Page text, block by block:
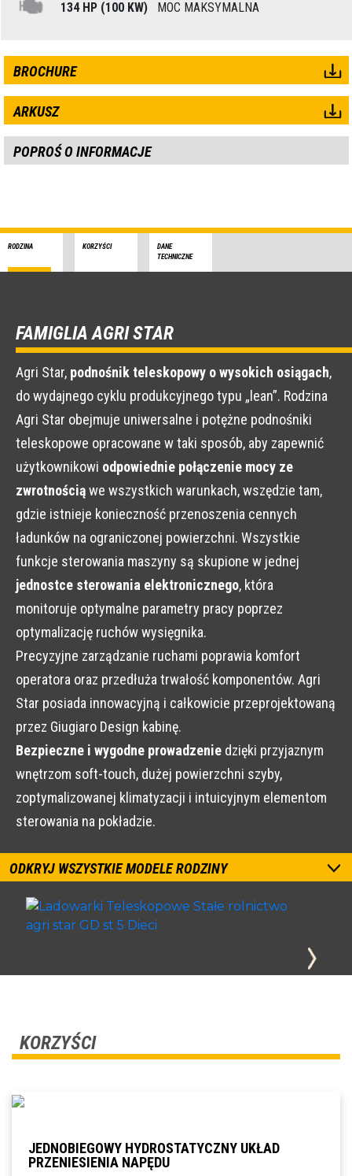
134 HP (100 KW) MOC MAKSYMALNA
BROCHURE
ARKUSZ
POPROŚ O INFORMACJE
RODZINA KORZYŚCI
DANE
TECHNICZNE
FAMIGLIA AGRI STAR
Agri Star, podnośnik teleskopowy o wysokich osiągach,
do wydajnego cyklu produkcyjnego typu „lean”. Rodzina
Agri Star obejmuje uniwersalne i potężne podnośniki
teleskopowe opracowane w taki sposób, aby zapewnić
użytkownikowi odpowiednie połączenie mocy ze
zwrotnościąwe wszystkich warunkach, wszędzie tam,
gdzie istnieje konieczność przenoszenia cennych
ładunków na ograniczonej powierzchni. Wszystkie
funkcje sterowania maszyny są skupione w jednej
jednostce sterowania elektronicznego, która
monitoruje optymalne parametry pracy poprzez
optymalizację ruchów wysięgnika.
Precyzyjne zarządzanie ruchami poprawia komfort
operatora oraz przedłuża trwałość komponentów. Agri
Star posiada innowacyjną i całkowicie przeprojektowaną
przez Giugiaro Design kabinę.
Bezpieczne i wygodne prowadzenie dzięki przyjaznym
wnętrzom soft-touch, dużej powierzchni szyby,
zoptymalizowanej klimatyzacji i intuicyjnym elementom
sterowania na pokładzie.
ODKRYJ WSZYSTKIE MODELE RODZINY
KORZYŚCI
JEDNOBIEGOWY HYDROSTATYCZNY UKŁAD
PRZENIESIENIA NAPĘDU